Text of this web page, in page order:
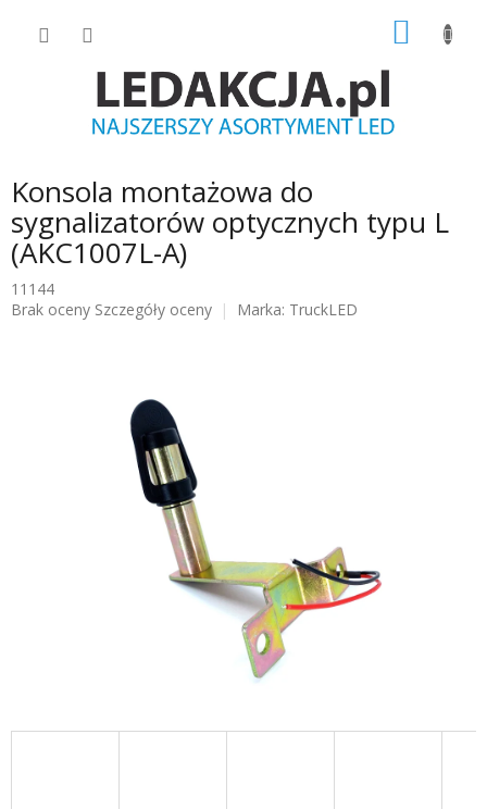
Konsola montażowa do
sygnalizatorów optycznych typu L
(AKC1007L-A)
11144
Średnia
Brak oceny Szczegóły oceny Marka: TruckLED